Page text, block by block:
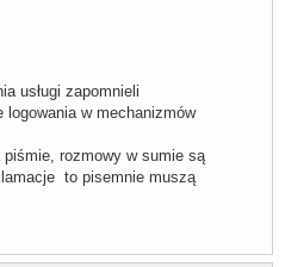
usługi zapomnieli
w mechanizmów
rozmowy w sumie są
to pisemnie muszą